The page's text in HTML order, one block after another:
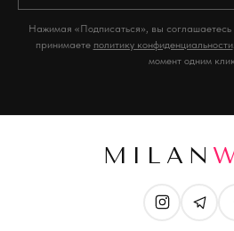
Нажимая «Подписаться», вы соглашаетесь
принимаете политику конфиденциальности
момент одним
MILAN